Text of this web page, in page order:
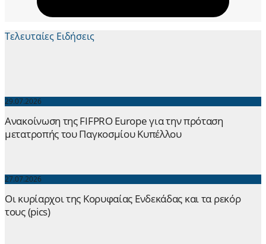
Τελευταίες Ειδήσεις
29.07.2026
Ανακοίνωση της FIFPRO Europe για την πρόταση
μετατροπής του Παγκοσμίου Κυπέλλου
27.07.2026
Οι κυρίαρχοι της Κορυφαίας Ενδεκάδας και τα ρεκόρ
τους (pics)